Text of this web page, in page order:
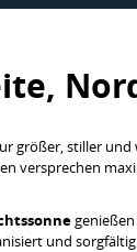
größer, stiller
versprechen
und